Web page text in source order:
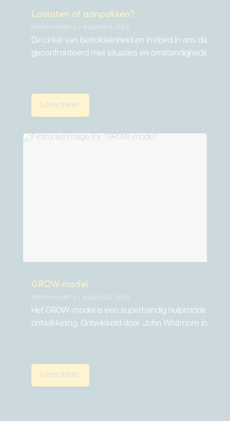
Loslaten of aanpakken?
Renée Huster | 7 Augustus 2024
De cirkel van betrokkenheid en invloed In ons
geconfronteerd met situaties en omstandigheden…
Lees meer
GROW-model
Renée Huster | 7 Augustus 2024
Het GROW-model is een superhandig hulpmiddel als
ontwikkeling. Ontwikkeld door John Whitmore in de…
Lees meer